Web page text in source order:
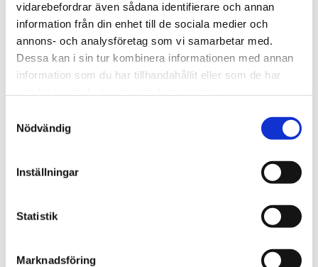
vidarebefordrar även sådana identifierare och annan
information från din enhet till de sociala medier och
annons- och analysföretag som vi samarbetar med.
Dessa kan i sin tur kombinera informationen med annan
information som du har tillhandahållit eller som de har
Nödvändig
Inställningar
Statistik
Marknadsföring
Lättmonterad
takräcken, för fordon utan
befintliga fästpunkter för
fabriksmonterade räcken.
1 795 kr
kr
Lättmonterad
Edge-takräcken, för
fordon utan befintliga
eller fabriksmonterade
räcken.
2 525kr
2 635